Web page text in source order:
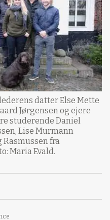
datter Else Mette
Jørgensen og ejere
studerende Daniel
Lise Murmann
fra
Maria Evald.